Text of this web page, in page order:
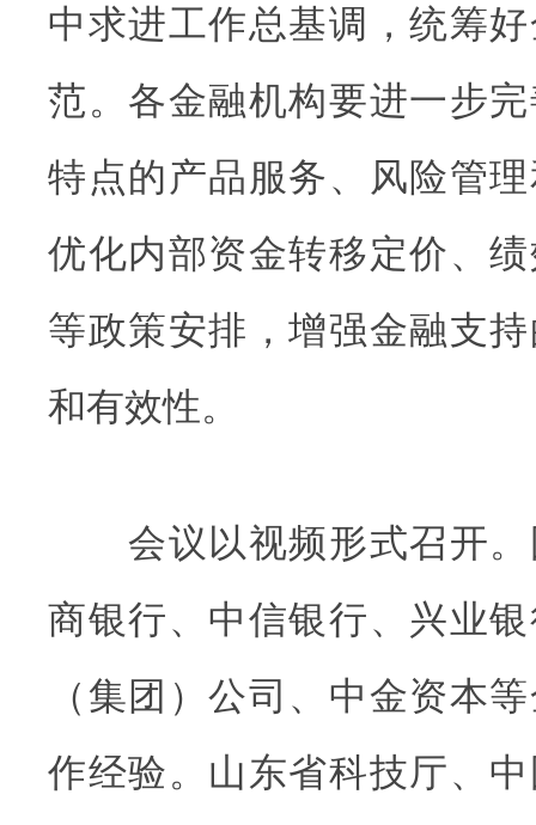
中求进工作总基调，统筹
范。各金融机构要进一步
特点的产品服务、风险管
优化内部资金转移定价、
等政策安排，增强金融支
和有效性。
会议以视频形式召开。
商银行、中信银行、兴业
（集团）公司、中金资本
作经验。山东省科技厅、